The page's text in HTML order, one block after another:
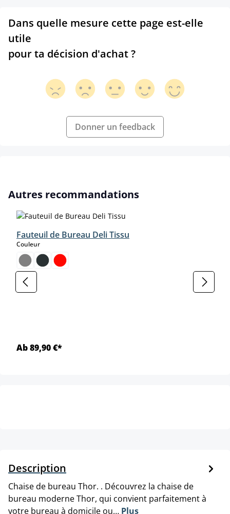
Dans quelle mesure cette page est-elle
utile
pour ta décision d'achat ?
Donner un feedback
Ignorer la galerie de produits
Autres recommandations
Fauteuil de Bureau Deli Tissu
Couleurselect
Ab 89,90 €*
Description
Chaise de bureau Thor. . Découvrez la chaise de
bureau moderne Thor, qui convient parfaitement à
votre bureau à domicile ou… Plus